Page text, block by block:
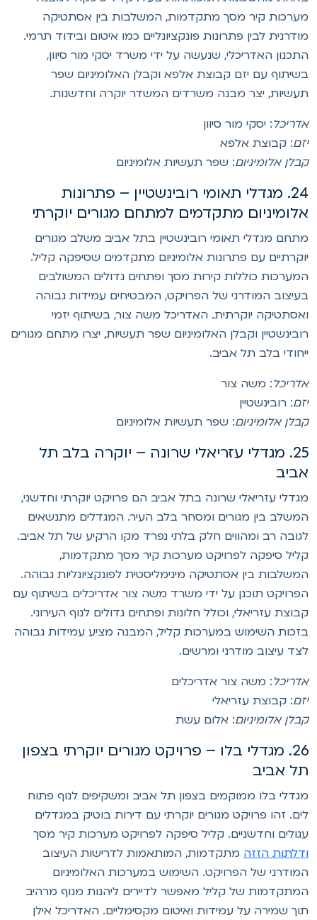
קיר מסך מתקדמות, המשלבות בין אסתטיקה
לבין פתרונות פונקציונליים כמו איטום ובידוד תרמי.
האדריכלי, שנעשה על ידי משרד יסקי מור סיוון,
עם יזם קבוצת אלפא וקבלן האלומיניום שפר
יצר מבנה משרדים המשדר יוקרה וחדשנות.
: יסקי מור סיוון
: קבוצת אלפא
אלומיניום: שפר תעשיות אלומיניום
24. מגדלי תאומי רובינשטיין – פתרונות
מתקדמים למתחם מגורים יוקרתי
מגדלי תאומי רובינשטיין בתל אביב משלב מגורים
עם פתרונות אלומיניום מתקדמים שסיפקה קליל.
כוללות קירות מסך ופתחים גדולים המשולבים
המודרני של הפרויקט, המבטיחים עמידות גבוהה
יוקרתית. האדריכל משה צור, בשיתוף יזמי
וקבלן האלומיניום שפר תעשיות, יצרו מתחם מגורים
בלב תל אביב.
: משה צור
: רובינשטיין
אלומיניום: שפר תעשיות אלומיניום
25. מגדלי עזריאלי שרונה – יוקרה בלב תל
עזריאלי שרונה בתל אביב הם פרויקט יוקרתי וחדשני,
בין מגורים ומסחר בלב העיר. המגדלים מתנשאים
רב ומהווים חלק בלתי נפרד מקו הרקיע של תל אביב.
סיפקה לפרויקט מערכות קיר מסך מתקדמות,
בין אסתטיקה מינימליסטית לפונקציונליות גבוהה.
תוכנן על ידי משרד משה צור אדריכלים בשיתוף עם
עזריאלי, וכולל חלונות ופתחים גדולים לנוף העירוני.
השימוש במערכות קליל, המבנה מציע עמידות גבוהה
עיצוב מודרני ומרשים.
: משה צור אדריכלים
: קבוצת עזריאלי
אלומיניום: אלום עשת
26. מגדלי בלו – פרויקט מגורים יוקרתי בצפון
אביב
בלו ממוקמים בצפון תל אביב ומשקיפים לנוף פתוח
זהו פרויקט מגורים יוקרתי עם דירות בוטיק במגדלים
וחדשניים. קליל סיפקה לפרויקט מערכות קיר מסך
הזזהמתקדמות, המותאמות לדרישות העיצוב
של הפרויקט. השימוש במערכות האלומיניום
של קליל מאפשר לדיירים ליהנות מנוף מרהיב
שמירה על עמידות ואיטום מקסימליים. האדריכל אילן